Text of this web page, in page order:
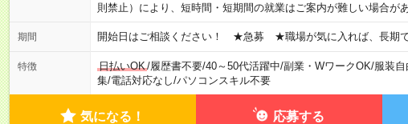
則禁止）により、短時間・短期間の就業はご案内が難しい場合が
期間 開始日はご相談ください！ ★急募 ★職場が気に入れば、長期で
特徴 日払いOK/履歴書不要/40～50代活躍中/副業・WワークOK/服装自
集/電話対応なし/パソコンスキル不要
気になる！ 応募する